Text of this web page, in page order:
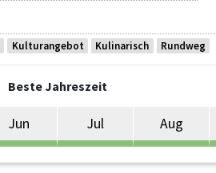
Kulturangebot Kulinarisch Rundweg
Beste Jahreszeit
Jun Jul Aug